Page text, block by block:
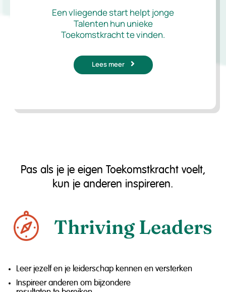
Een vliegende start helpt jonge
Talenten hun unieke
Toekomstkracht te vinden.
Lees meer
Pas als je je eigen Toekomstkracht voelt,
kun je anderen inspireren.
Thriving Leaders
Leer jezelf en je leiderschap kennen en versterken
Inspireer anderen om bijzondere